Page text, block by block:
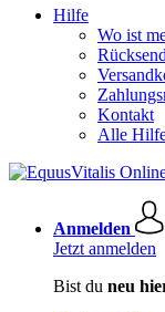
Hilfe
Wo ist
Kontakt
Alle
Anmelden
Jetzt anmelden
Bist du neu